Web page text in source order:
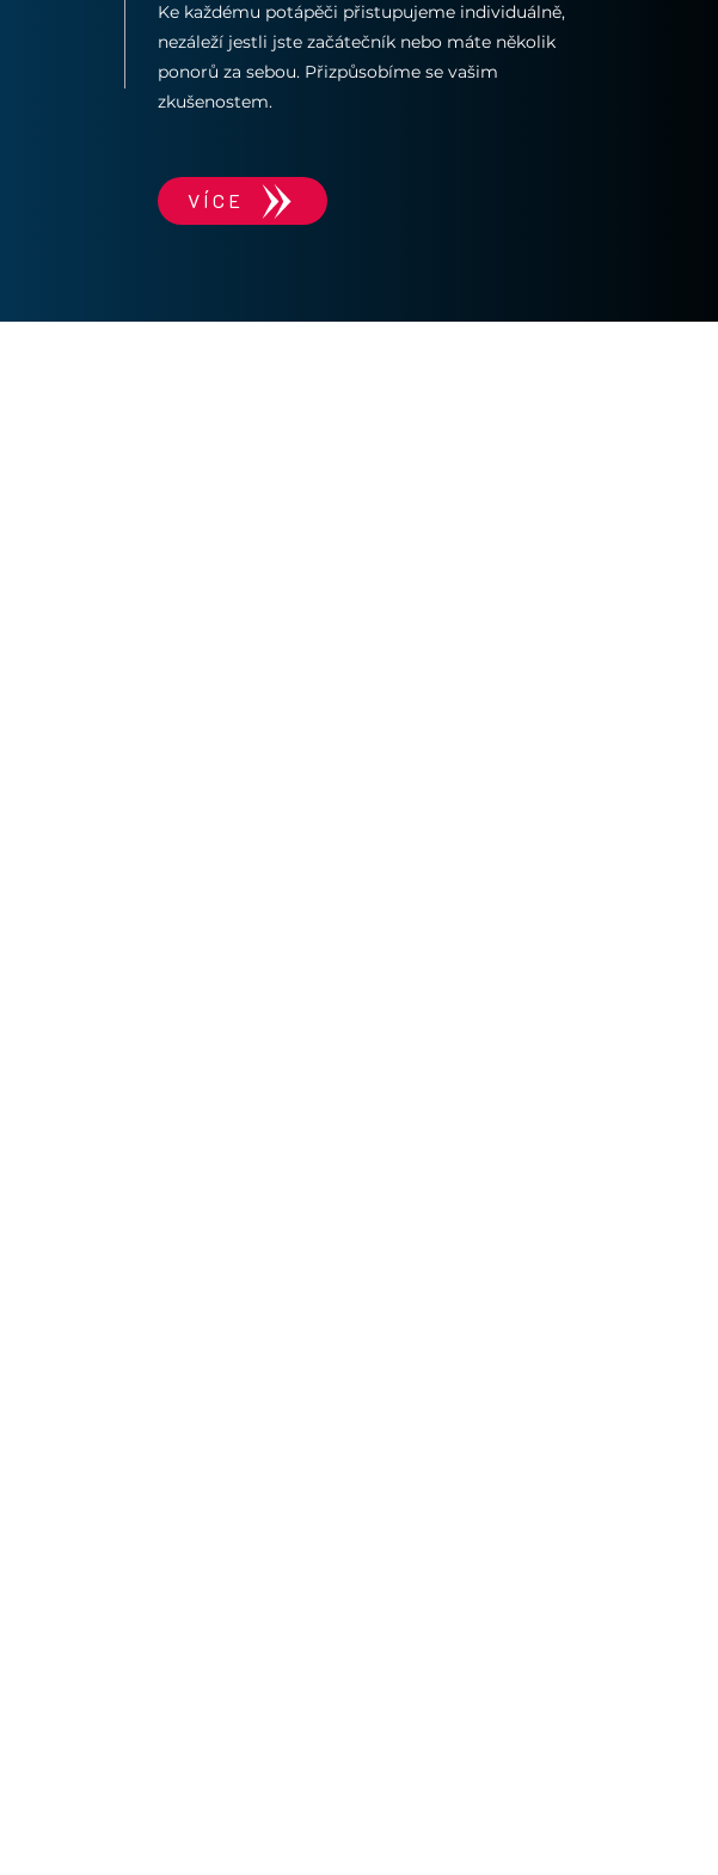
Ke každému potápěči přistupujeme individuálně,
nezáleží jestli jste začátečník nebo máte několik
ponorů za sebou. Přizpůsobíme se vašim
zkušenostem.
VÍCE